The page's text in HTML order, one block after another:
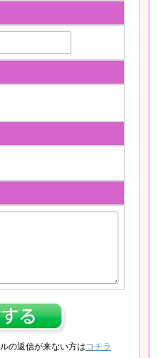
の返信が来ない方はコチラ